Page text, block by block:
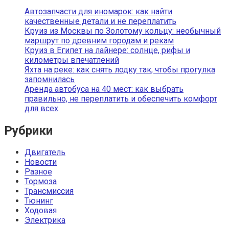
Автозапчасти для иномарок: как найти
качественные детали и не переплатить
Круиз из Москвы по Золотому кольцу: необычный
маршрут по древним городам и рекам
Круиз в Египет на лайнере: солнце, рифы и
километры впечатлений
Яхта на реке: как снять лодку так, чтобы прогулка
запомнилась
Аренда автобуса на 40 мест: как выбрать
правильно, не переплатить и обеспечить комфорт
для всех
Рубрики
Двигатель
Новости
Разное
Тормоза
Трансмиссия
Тюнинг
Ходовая
Электрика